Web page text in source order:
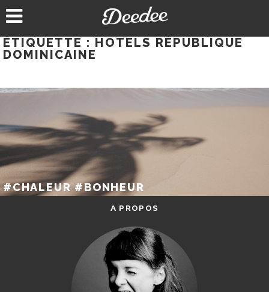
au
ÉTIQUETTE : HOTELS RÉPUBLIQUE
DOMINICAINE
#CHALEUR #BONHEUR
A PROPOS